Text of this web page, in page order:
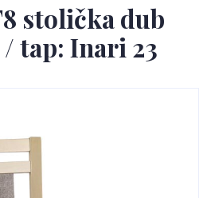
stolička dub
tap: Inari 23